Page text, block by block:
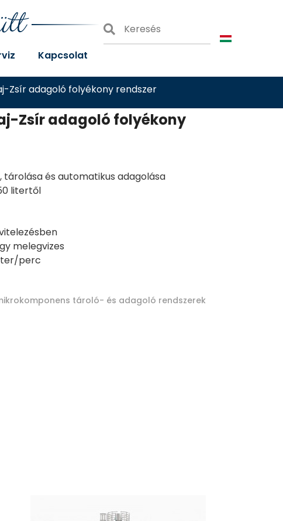
Kapcsolat
Zsír adagoló folyékony rendszer
Zsír adagoló folyékony
tárolása és automatikus adagolása
litertől
melegvizes
perc
tároló- és adagoló rendszerek